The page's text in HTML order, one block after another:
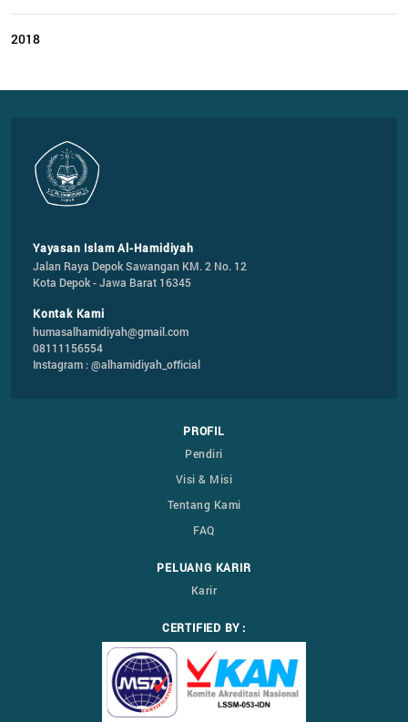
2018
Yayasan Islam Al-Hamidiyah
Jalan Raya Depok Sawangan KM. 2 No. 12
Kota Depok - Jawa Barat 16345
Kontak Kami
humasalhamidiyah@gmail.com
08111156554
Instagram : @alhamidiyah_official
PROFIL
Pendiri
Visi & Misi
Tentang Kami
FAQ
PELUANG KARIR
Karir
CERTIFIED BY :